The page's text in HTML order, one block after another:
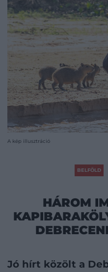
A kép illusztráció
BELFÖLD
HÁROM
Jó hírt közölt a